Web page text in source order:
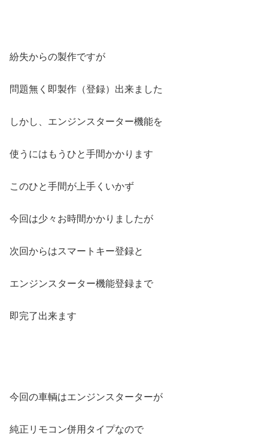
紛失からの製作ですが
問題無く即製作（登録）出来ました
しかし、エンジンスターター機能を
使うにはもうひと手間かかります
このひと手間が上手くいかず
今回は少々お時間かかりましたが
次回からはスマートキー登録と
エンジンスターター機能登録まで
即完了出来ます
今回の車輌はエンジンスターターが
純正リモコン併用タイプなので